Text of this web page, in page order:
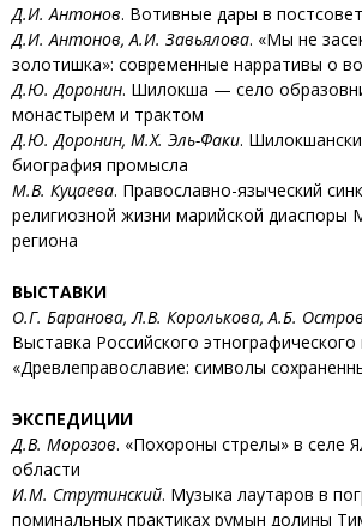
Д.И. Антонов. Вотивные дары в
Д.И. Антонов, А.И. Завьялова. «Мы не
золотишка»: современные нарративы о
Д.Ю. Доронин. Шилокша — село
монастырем и трактом
Д.Ю. Доронин, М.Х. Эль-Факи.
биография промысла
М.В. Куцаева. Православно-языческий
религиозной жизни марийской диаспоры
региона
ВЫСТАВКИ
О.Г. Баранова, Л.В. Королькова, А.Б.
Выставка Российского этнографического
«Древлеправославие: символы
ЭКСПЕДИЦИИ
Д.В. Морозов. «Похороны стрелы» в селе
области
И.М. Струтинский. Музыка лаутаров в
поминальных практиках румын долины